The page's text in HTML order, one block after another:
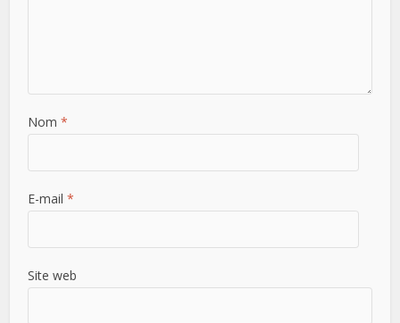
Nom*
E-mail*
Site web